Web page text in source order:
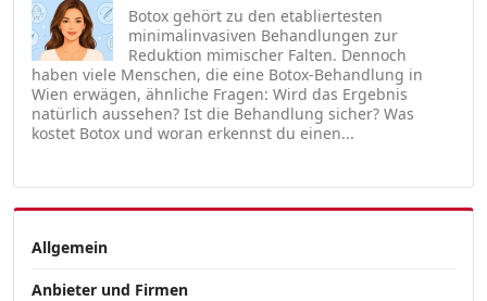
Botox gehört zu den etabliertesten
minimalinvasiven Behandlungen zur
Reduktion mimischer Falten. Dennoch
haben viele Menschen, die eine Botox-Behandlung in
Wien erwägen, ähnliche Fragen: Wird das Ergebnis
natürlich aussehen? Ist die Behandlung sicher? Was
kostet Botox und woran erkennst du einen...
Allgemein
Anbieter und Firmen